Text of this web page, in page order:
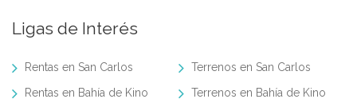
Ligas de Interés
Rentas en San Carlos
Rentas en Bahía de Kino
Terrenos en San Carlos
Terrenos en Bahía de Kino